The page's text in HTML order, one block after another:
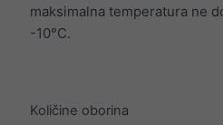
maksimalna temperatura ne
-10°C.
Količine oborina